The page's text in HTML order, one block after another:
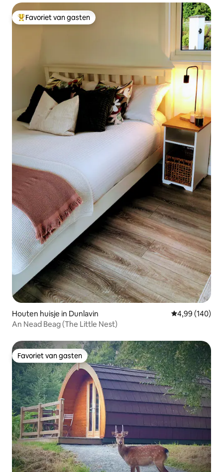
Topfavoriet van gasten
Favoriet van gasten
Houten huisje in Dunlavin Gemiddelde
4,99 (140)
An Nead Beag (The Little Nest)
Favoriet van gasten
Favoriet van gasten